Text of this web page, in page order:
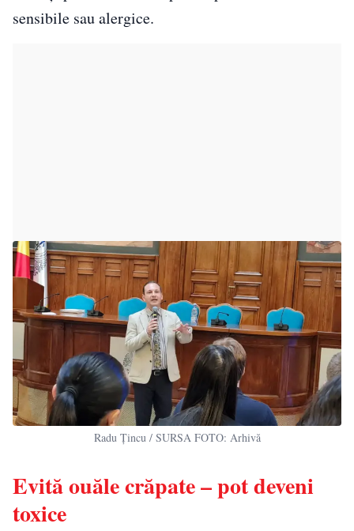
sensibile sau alergice.
Radu Țincu / SURSA FOTO: Arhivă
Evită ouăle crăpate – pot deveni
toxice